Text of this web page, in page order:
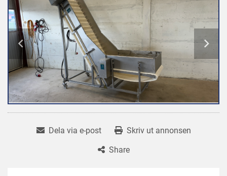
Dela via e-post
Skriv ut annonsen
Share